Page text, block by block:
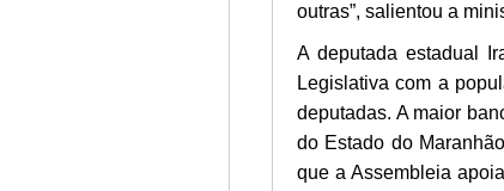
outras”, salientou a
A deputada estadual
Legislativa com a
deputadas. A maior
do Estado do
que a Assembleia